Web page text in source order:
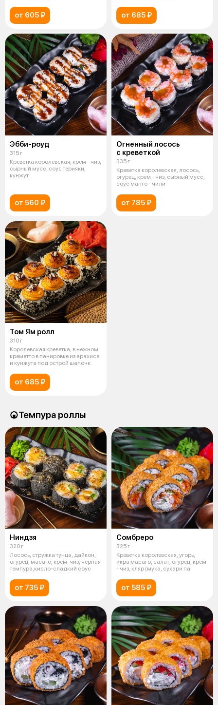
от 605 ₽ от 685 ₽
Эбби-роуд
315 г
Креветка королевская, крем - чиз,
сырный мусс, соус терияки,
кунжут
от 560 ₽
Огненный лосось
с креветкой
335 г
Креветка королевская, лосось,
огурец, крем - чиз, сырный мусс,
соус манго - чили
от 785 ₽
Том Ям ролл
310 г
Королевская креветка, в нежном
креметто в панировке из арахиса
и кунжута под острой шапочк
от 685 ₽
🍘Темпура роллы
Ниндзя
320 г
Лосось, стружка тунца, дайкон,
огурец, масаго, крем-чиз, чёрная
темпура,кисло-сладкий соус
от 735 ₽
Сомбреро
325 г
Креветка королевская, угорь,
икра масаго, салат, огурец, крем
- чиз, кляр (мука, сухари па
от 585 ₽